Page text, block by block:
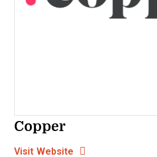
Copper
Visit Website Opens New Window